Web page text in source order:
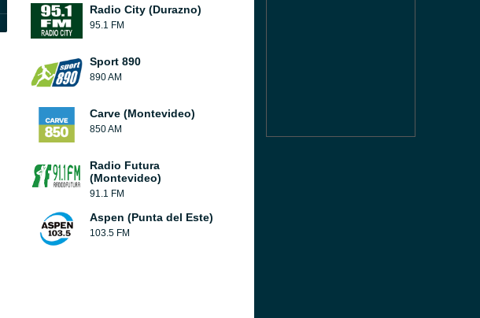
Radio City (Durazno)
95.1 FM
Sport 890
890 AM
Carve (Montevideo)
850 AM
Radio Futura
(Montevideo)
91.1 FM
Aspen (Punta del Este)
103.5 FM